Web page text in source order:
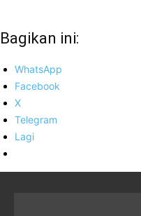
Bagikan ini:
WhatsApp
Facebook
X
Telegram
Lagi